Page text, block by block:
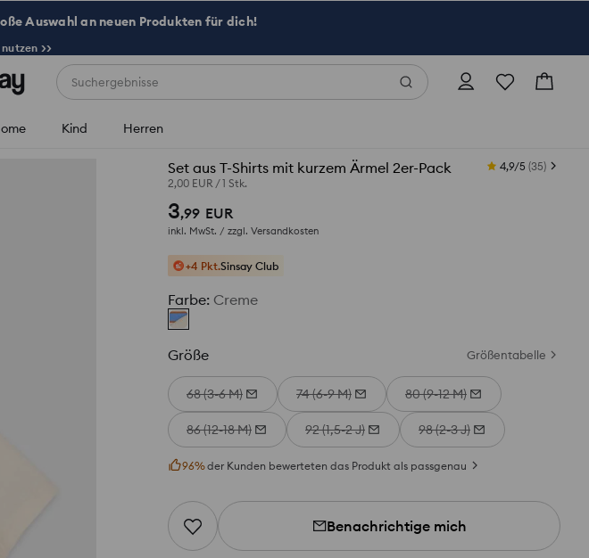
Auswahl an neuen Produkten für dich!
>>
Suchergebnisse
Kind Herren
Set aus T-Shirts mit kurzem Ärmel 2er-Pack
2,00 EUR /1 Stk.
4,9/5 (35)
3,99 EUR
inkl. MwSt. / zzgl. Versandkosten
+4 Pkt.Sinsay Club
Farbe: Creme
Größe Größentabelle
68 (3-6 M) 74 (6-9 M) 80 (9-12 M)
86 (12-18 M) 92 (1,5-2 J) 98 (2-3 J)
96%der Kunden bewerteten das Produkt als passgenau
Benachrichtige mich